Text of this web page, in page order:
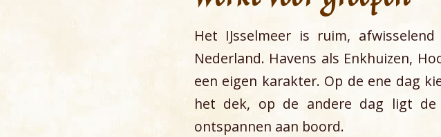
Het IJsselmeer is ruim,
Nederland. Havens als Enkhuizen,
een eigen karakter. Op de ene dag
het dek, op de andere dag ligt
ontspannen aan boord.